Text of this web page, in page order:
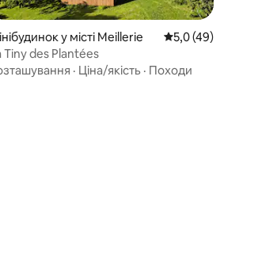
5,0 з 5, відгуки: 13
у місті Meillerie Середня оцінка: 5,0
5,0 (49)
Tiny des Plantées
· Ціна/якість · Походи